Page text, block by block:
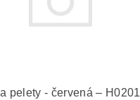
pelety - červená – H0201